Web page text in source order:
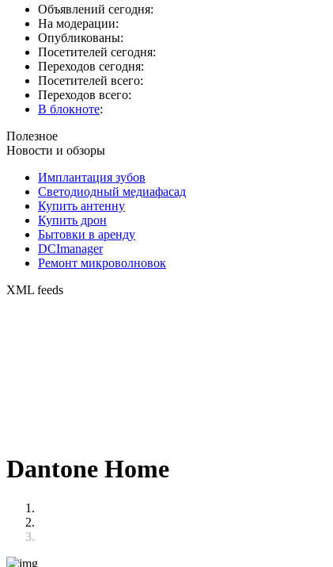
Объявлений сегодня:
На модерации:
Опубликованы:
Посетителей сегодня:
Переходов сегодня:
Посетителей всего:
Переходов всего:
В блокноте:
Полезное
Новости и обзоры
Имплантация зубов
Светодиодный медиафасад
Купить антенну
Купить дрон
Бытовки в аренду
DCImanager
Ремонт микроволновок
XML feeds
Dantone Home